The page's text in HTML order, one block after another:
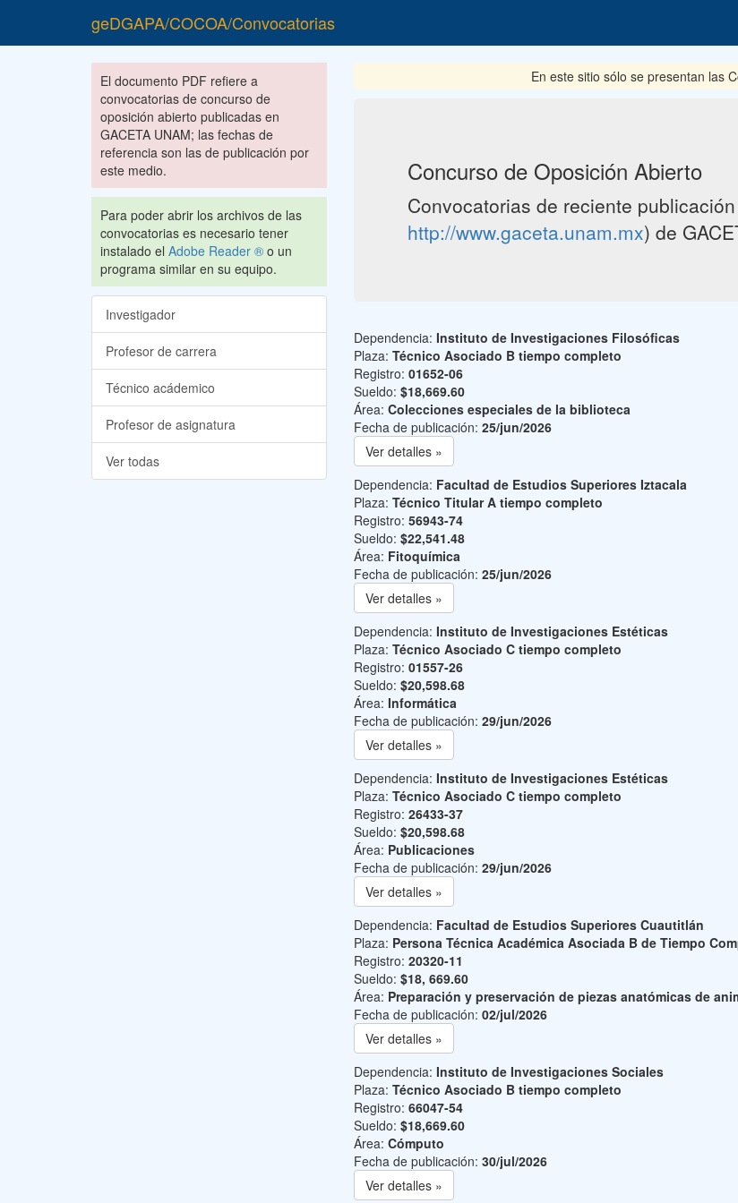
geDGAPA/COCOA/Convocatorias
El documento PDF refiere a
convocatorias de concurso de
oposición abierto publicadas en
GACETA UNAM; las fechas de
referencia son las de publicación por
este medio.
Para poder abrir los archivos de las
convocatorias es necesario tener
instalado el Adobe Reader ® o un
programa similar en su equipo.
Investigador
Profesor de carrera
Técnico acádemico
Profesor de asignatura
Ver todas
En este sitio sólo se presentan las
Concurso de Oposición Abierto
Convocatorias de reciente
http://www.gaceta.unam.mx) de
Dependencia: Instituto de Investigaciones Filosóficas
Plaza: Técnico Asociado B tiempo completo
Registro: 01652-06
Sueldo: $18,669.60
Área: Colecciones especiales de la biblioteca
Fecha de publicación: 25/jun/2026
Ver detalles »
Dependencia: Facultad de Estudios Superiores Iztacala
Plaza: Técnico Titular A tiempo completo
Registro: 56943-74
Sueldo: $22,541.48
Área: Fitoquímica
Fecha de publicación: 25/jun/2026
Ver detalles »
Dependencia: Instituto de Investigaciones Estéticas
Plaza: Técnico Asociado C tiempo completo
Registro: 01557-26
Sueldo: $20,598.68
Área: Informática
Fecha de publicación: 29/jun/2026
Ver detalles »
Dependencia: Instituto de Investigaciones Estéticas
Plaza: Técnico Asociado C tiempo completo
Registro: 26433-37
Sueldo: $20,598.68
Área: Publicaciones
Fecha de publicación: 29/jun/2026
Ver detalles »
Dependencia: Facultad de Estudios Superiores Cuautitlán
Plaza: Persona Técnica Académica Asociada B de Tiempo
Registro: 20320-11
Sueldo: $18, 669.60
Área: Preparación y preservación de piezas anatómicas de
Fecha de publicación: 02/jul/2026
Ver detalles »
Dependencia: Instituto de Investigaciones Sociales
Plaza: Técnico Asociado B tiempo completo
Registro: 66047-54
Sueldo: $18,669.60
Área: Cómputo
Fecha de publicación: 30/jul/2026
Ver detalles »